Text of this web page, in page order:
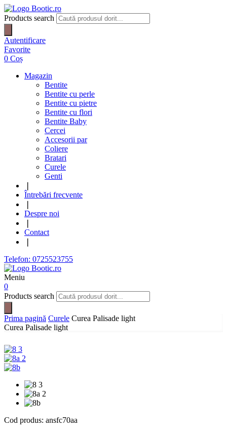
Products search
Autentificare
Favorite
0 Coș
Magazin
Bentite
Bentite cu perle
Bentite cu pietre
Bentite cu flori
Bentite Baby
Cercei
Accesorii par
Coliere
Bratari
Curele
Genti
Întrebări frecvente
Despre noi
Contact
Telefon: 0725523755
Meniu
0
Products search
Prima pagină Curele Curea Palisade light
Curea Palisade light
Cod produs: ansfc70aa